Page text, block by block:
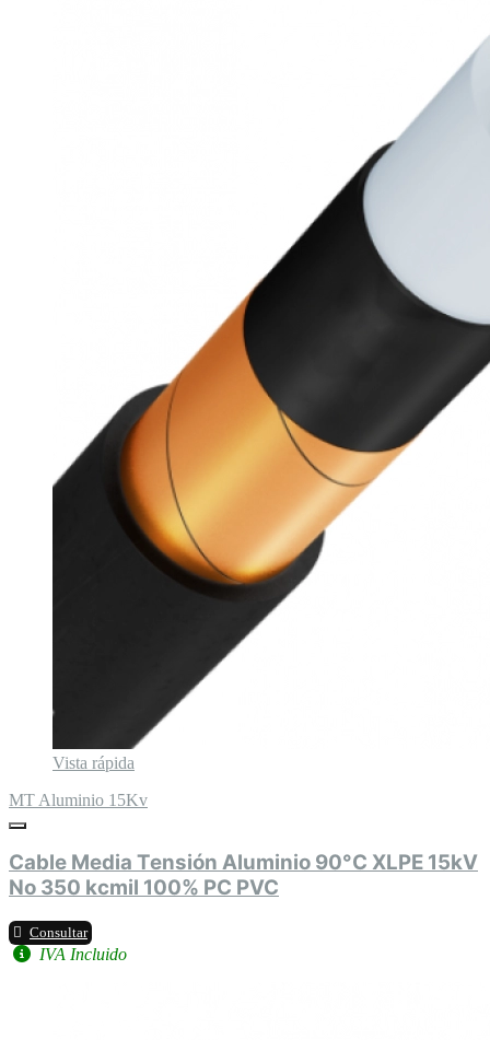
Vista rápida
MT Aluminio 15Kv
Cable Media Tensión Aluminio 90°C XLPE 15kV
No 350 kcmil 100% PC PVC
Consultar
IVA Incluido